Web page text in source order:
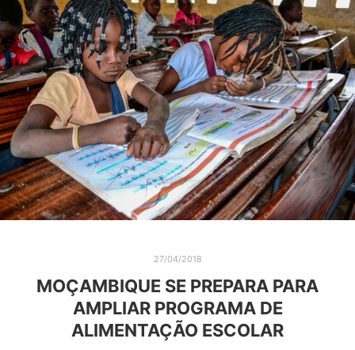
27/04/2018
MOÇAMBIQUE SE PREPARA PARA
AMPLIAR PROGRAMA DE
ALIMENTAÇÃO ESCOLAR